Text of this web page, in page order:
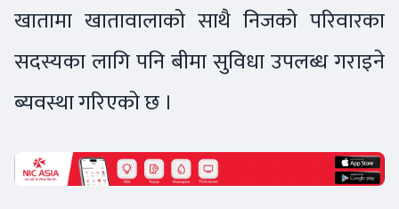
खातामा खातावालाको साथै निजको परिवारका
सदस्यका लागि पनि बीमा सुविधा उपलब्ध गराइने
ब्यवस्था गरिएको छ ।